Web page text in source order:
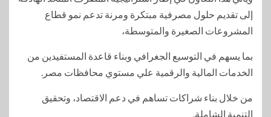
إلى تقديم حلول مصرفية مبتكرة ومرنة تدعم نمو قطاع
المشروعات الصغيرة والمتوسطة،
بما يسهم في التوسيع الجغرافي وبناء قاعدة المستفيدين من
الخدمات المالية والرقمية علي مستوي محافظات مصر.
من خلال بناء شراكات تساهم في دعم الاقتصاد، وتحقيق
التنمية الشاملة.